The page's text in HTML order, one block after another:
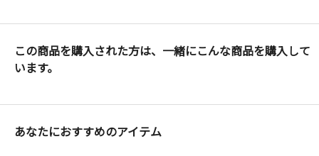
この商品を購入された方は、一緒にこんな商品を購入して
います。
あなたにおすすめのアイテム